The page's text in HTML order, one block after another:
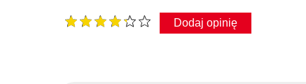
Dodaj opinię